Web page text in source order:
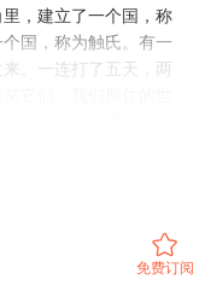
，建立了一个国，称
国，称为触氏。有一
。一连打了五天，两
它们。我们所住的世
免费订阅